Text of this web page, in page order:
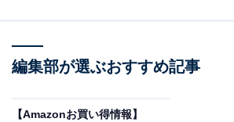
いもの部
のがもっと楽しく、もっとお得になる情報をお
編集部が選ぶおすすめ記事
【Amazonお買い得情報】